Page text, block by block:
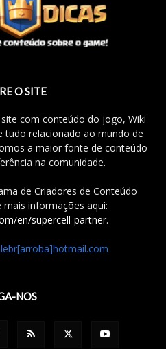
O SITE
com conteúdo do jogo, Wiki
tudo relacionado ao mundo de
a maior fonte de conteúdo
na comunidade.
de Criadores de Conteúdo
mais informações aqui:
en/supercell-partner.
NOS